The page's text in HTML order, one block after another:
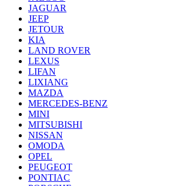
JAGUAR
JEEP
JETOUR
KIA
LAND ROVER
LEXUS
LIFAN
LIXIANG
MAZDA
MERCEDES-BENZ
MINI
MITSUBISHI
NISSAN
OMODA
OPEL
PEUGEOT
PONTIAC